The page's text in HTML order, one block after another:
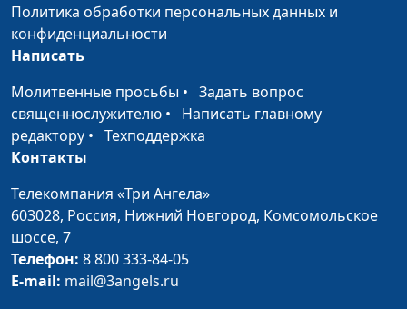
Буррито на любой
вкус
Надя Мылышева, Витя
Палак Кофта
Надя Мылышева, Витя
Калягин, Алена Ронжина
Печенье "Азнак"
Алексей Ронжин, Алена
Веселые поделки
Алексей Ронжин, Алена
(белое)
#24
Политика обработки персональных данных и
конфиденциальности
Написать
Молитвенные просьбы • Задать вопрос
священнослужителю • Написать главному
редактору • Техподдержка
Контакты
Телекомпания «Три Ангела»
603028, Россия, Нижний Новгород, Комсомольское
шоссе, 7
Телефон: 8 800 333-84-05
E-mail: mail@3angels.ru